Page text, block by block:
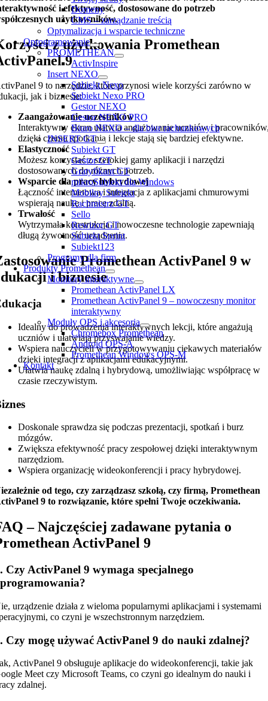
Domeny
CMS – zarządzanie treścią
Optymalizacja i wsparcie techniczne
Oprogramowanie
PROMETHEAN
ActivInspire
Insert NEXO
Subiekt Nexo
Subiekt Nexo PRO
Gestor NEXO
Gestor NEXO PRO
Biuro NEXO – dla biur rachunkowych
INSERT GT
Subiekt GT
Gestor GT
Gratyfikant GT
mikroSubiekt dla Windows
Mobilny Subiekt
Rachmistrz GT
Sello
Rewizor GT
Subiekt Sprint
Subiekt123
Programy dla firm
Produkty Promethean
Monitory interaktywne
Promethean ActivPanel LX
Promethean ActivPanel 9 – nowoczesny monitor
interaktywny
Moduły OPS i akcesoria
Chromebox Promethean
Android OPS-A
Promethean Windows OPS-M
Kontakt
i efektywność, dostosowane do potrzeb
użytkowników.
z użytkowania Promethean
9
9 to narzędzie, które przynosi wiele korzyści zarówno w
jak i biznesie:
Zaangażowanie uczestników
Interaktywny ekran ułatwia angażowanie uczniów i
dzięki czemu spotkania i lekcje stają się bardziej efektywne.
Elastyczność
Możesz korzystać z szerokiej gamy aplikacji i narzędzi
dostosowanych do różnych potrzeb.
Wsparcie dla pracy hybrydowej
Łączność internetowa i integracja z aplikacjami chmurowymi
wspierają naukę i pracę zdalną.
Trwałość
Wytrzymała konstrukcja i nowoczesne technologie zapewniają
długą żywotność urządzenia.
Promethean ActivPanel 9 w
i biznesie
Idealny do prowadzenia interaktywnych lekcji, które angażują
uczniów i ułatwiają przyswajanie wiedzy.
Wspiera nauczycieli w przygotowywaniu ciekawych materiałów
dzięki integracji z aplikacjami edukacyjnymi.
Ułatwia naukę zdalną i hybrydową, umożliwiając współpracę w
czasie rzeczywistym.
Doskonale sprawdza się podczas prezentacji, spotkań i burz
mózgów.
Zwiększa efektywność pracy zespołowej dzięki interaktywnym
narzędziom.
Wspiera organizację wideokonferencji i pracy hybrydowej.
od tego, czy zarządzasz szkołą, czy firmą, Promethean
9 to rozwiązanie, które spełni Twoje oczekiwania.
– Najczęściej zadawane pytania o
ActivPanel 9
Czy ActivPanel 9 wymaga specjalnego
urządzenie działa z wieloma popularnymi aplikacjami i systemami
co czyni je wszechstronnym narzędziem.
Czy mogę używać ActivPanel 9 do nauki zdalnej?
ActivPanel 9 obsługuje aplikacje do wideokonferencji, takie jak
Meet czy Microsoft Teams, co czyni go idealnym do nauki i
zdalnej.